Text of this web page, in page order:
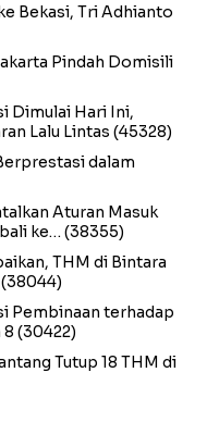
Bekasi, Tri Adhianto
Pindah Domisili
Dimulai Hari Ini,
Lalu Lintas (45328)
dalam
Aturan Masuk
ke… (38355)
THM di Bintara
(38044)
Pembinaan terhadap
8 (30422)
Tutup 18 THM di